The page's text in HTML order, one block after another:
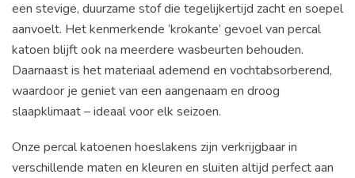
een stevige, duurzame stof die tegelijkertijd zacht en soepel
aanvoelt. Het kenmerkende ‘krokante’ gevoel van percal
katoen blijft ook na meerdere wasbeurten behouden.
Daarnaast is het materiaal ademend en vochtabsorberend,
waardoor je geniet van een aangenaam en droog
slaapklimaat – ideaal voor elk seizoen.
Onze percal katoenen hoeslakens zijn verkrijgbaar in
verschillende maten en kleuren en sluiten altijd perfect aan